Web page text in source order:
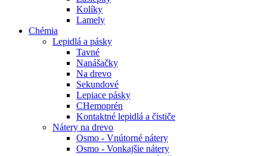
Kolíky
Lamely
Chémia
Lepidlá a pásky
Tavné
Nanášačky
Na drevo
Sekundové
Lepiace pásky
CHemoprén
Kontaktné lepidlá a čističe
Nátery na drevo
Osmo - Vnútorné nátery
Osmo - Vonkajšie nátery